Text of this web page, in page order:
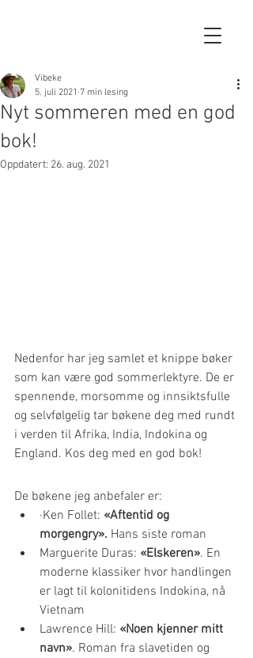
Nyt sommeren med en god
bok!
Vibeke
5. juli 2021 7 min lesing
Oppdatert: 26. aug. 2021
Nedenfor har jeg samlet et knippe bøker
som kan være god sommerlektyre. De er
spennende, morsomme og innsiktsfulle
og selvfølgelig tar bøkene deg med rundt
i verden til Afrika, India, Indokina og
England. Kos deg med en god bok!
De bøkene jeg anbefaler er:
·Ken Follet: «Aftentid og
morgengry». Hans siste roman
Marguerite Duras: «Elskeren». En
moderne klassiker hvor handlingen
er lagt til kolonitidens Indokina, nå
Vietnam
Lawrence Hill: «Noen kjenner mitt
navn». Roman fra slavetiden og